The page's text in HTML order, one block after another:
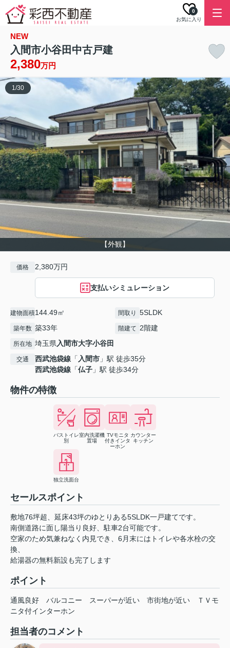
お気に入り
0
NEW
入間市小谷田中古戸建
2,380万円
【外観】
1/30
価格 2,380万円
支払いシミュレーション
建物面積144.49㎡ 間取り 5SLDK
築年数 築33年 階建て 2階建
所在地 埼玉県入間市大字小谷田
交通 西武池袋線 「入間市 」駅 徒歩35分
西武池袋線 「仏子 」駅 徒歩34分
物件の特徴
バストイレ
別
室内洗濯機
置場
TVモニタ
付きインタ
ーホン
カウンター
キッチン
独立洗面台
セールスポイント
敷地76坪超、延床43坪のゆとりある5SLDK一戸建てです。
南側道路に面し陽当り良好、駐車2台可能です。
空家のため気兼ねなく内見でき、6月末にはトイレや各水栓の交
換、
給湯器の無料新設も完了します
ポイント
通風良好 バルコニー スーパーが近い 市街地が近い
ＴＶモ
ニタ付インターホン
担当者のコメント